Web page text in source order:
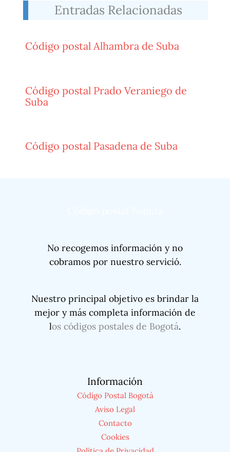
Entradas Relacionadas
Código postal Alhambra de Suba
Código postal Prado Veraniego de
Suba
Código postal Pasadena de Suba
No recogemos información y no
cobramos por nuestro servició.
Nuestro principal objetivo es brindar la
mejor y más completa información de
los códigos postales de Bogotá.
Información
Código Postal Bogotá
Aviso Legal
Contacto
Cookies